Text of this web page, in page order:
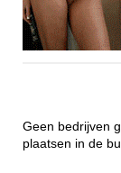
Geen bedrijven
plaatsen in de